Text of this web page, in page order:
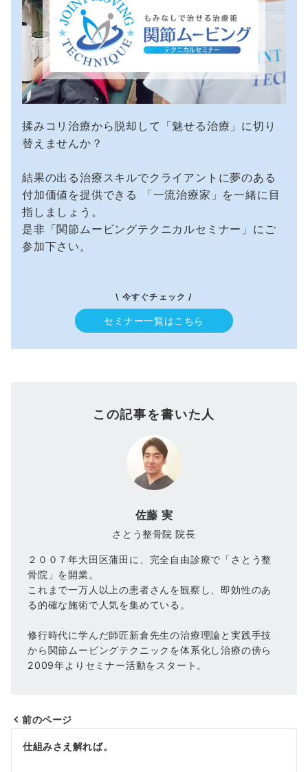
揉みコリ治療から脱却して「魅せる治療」に切り
替えませんか？
結果の出る治療スキルでクライアントに夢のある
付加価値を提供できる 「一流治療家」を一緒に目
指しましょう。
是非「関節ムービングテクニカルセミナー」にご
参加下さい。
\ 今すぐチェック /
セミナー一覧はこちら
この記事を書いた人
佐藤 実
さとう整骨院 院長
２００７年大田区蒲田に、完全自由診療で「さとう整
骨院」を開業。
これまで一万人以上の患者さんを観察し、即効性のあ
る的確な施術で人気を集めている。
修行時代に学んだ師匠新倉先生の治療理論と実践手技
から関節ムービングテクニックを体系化し治療の傍ら
2009年よりセミナー活動をスタート。
投
前のページ
仕組みさえ解れば。